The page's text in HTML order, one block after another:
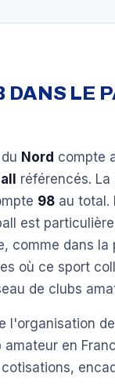
DANS LE
Nord compte
référencés.
98 au total.
est
comme dans la
où ce sport
de clubs
l'organisation
en